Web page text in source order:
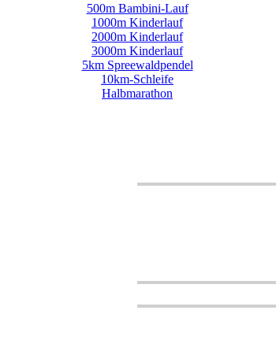
500m Bambini-Lauf
1000m Kinderlauf
2000m Kinderlauf
3000m Kinderlauf
5km Spreewaldpendel
10km-Schleife
Halbmarathon